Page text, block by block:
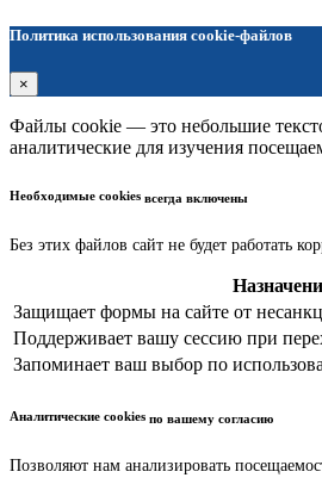
Политика использования cookie-файлов
×
Файлы cookie — это небольшие
аналитические для изучения
Необходимые cookies всегда включены
Без этих файлов сайт не будет работать
Защищает формы на сайте от
Поддерживает вашу сессию при
Запоминает ваш выбор по
Аналитические cookies по вашему согласию
Позволяют нам анализировать